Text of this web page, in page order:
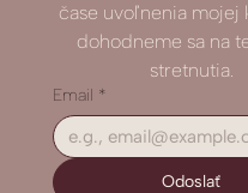
čase uvoľnenia mojej
dohodneme sa na
stretnutia.
Email *
Odoslať